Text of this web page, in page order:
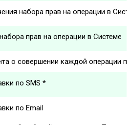
набора прав на операции в
прав на операции в Системе
о совершении каждой операции
по SMS *
по Email